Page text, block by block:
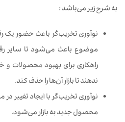
به شرح زیر می‌باشد :
نوآوری تخریب‌گر باعث حضور یک
موضوع باعث می‌شود تا سایر
راهکاری برای بهبود محصولات و
ندهند تا بازار آن‌ها را حذف کند.
نوآوری تخریب‌گر با ایجاد
محصول جدید به بازار می‌شود.